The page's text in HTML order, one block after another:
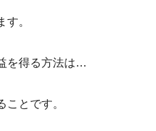
。
を得る方法は…
ことです。